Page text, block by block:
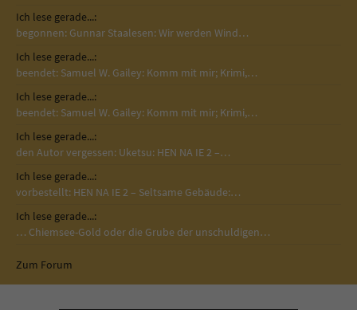
Ich lese gerade...:
begonnen: Gunnar Staalesen: Wir werden Wind…
Ich lese gerade...:
beendet: Samuel W. Gailey: Komm mit mir; Krimi,…
Ich lese gerade...:
beendet: Samuel W. Gailey: Komm mit mir; Krimi,…
Ich lese gerade...:
den Autor vergessen: Uketsu: HEN NA IE 2 –…
Ich lese gerade...:
vorbestellt: HEN NA IE 2 – Seltsame Gebäude:…
Ich lese gerade...:
… Chiemsee-Gold oder die Grube der unschuldigen…
Zum Forum